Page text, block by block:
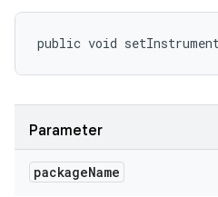
public void
Parameter
packageName